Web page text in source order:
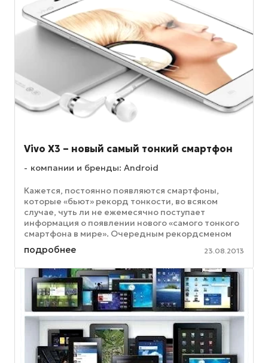
Vivo X3 – новый самый тонкий смартфон
компании и бренды: Android
Кажется, постоянно появляются смартфоны,
которые «бьют» рекорд тонкости, во всяком
случае, чуть ли не ежемесячно поступает
информация о появлении нового «самого тонкого
смартфона в мире». Очередным рекордсменом
стал мобильник Vivo X3 от компании ...
подробнее 23.08.2013